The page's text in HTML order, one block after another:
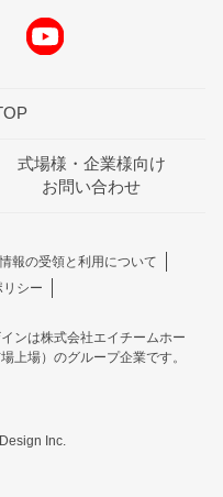
式場様・企業様向け
お問い合わせ
報の受領と利用について
シー
ンは株式会社エイチームホー
上場）のグループ企業です。
Inc.